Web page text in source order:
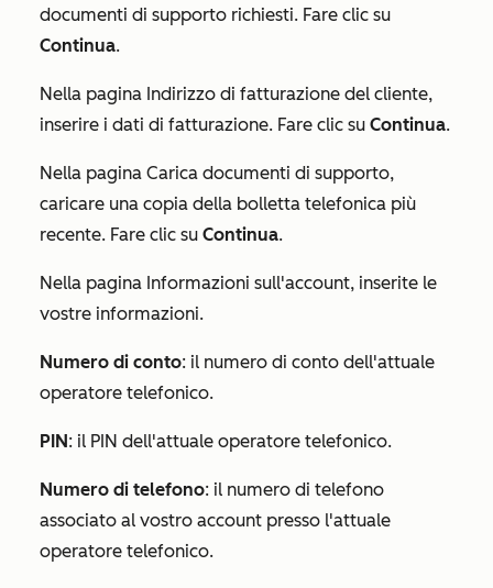
documenti di supporto richiesti. Fare clic su
Continua.
Nella pagina Indirizzo di fatturazione del cliente,
inserire i dati di fatturazione. Fare clic su Continua.
Nella pagina Carica documenti di supporto,
caricare una copia della bolletta telefonica più
recente. Fare clic su Continua.
Nella pagina Informazioni sull'account, inserite le
vostre informazioni.
Numero di conto: il numero di conto dell'attuale
operatore telefonico.
PIN: il PIN dell'attuale operatore telefonico.
Numero di telefono: il numero di telefono
associato al vostro account presso l'attuale
operatore telefonico.